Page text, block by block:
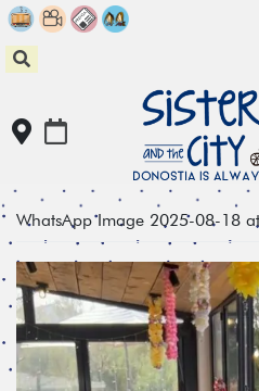
Skip
to
content
WhatsApp Image 2025-08-18